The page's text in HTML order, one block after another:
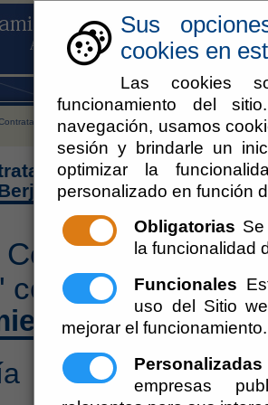
Sus
cookies en
Las cookies
funcionamiento del
navegación, usamos
sesión y brindarle un
optimizar la
personalizado en función
Obligatorias
la funcionalidad
Funcionales
uso del Sitio
mejorar el funcionamiento.
Personalizadas
empresas
del pasacalles "La Pandilla de Drilo" con motivo
del pasacalles
2024.
del
con motivo del
de Berja